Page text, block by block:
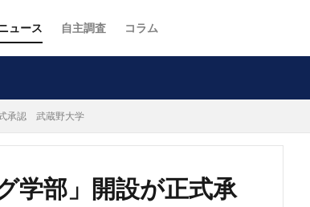
ュース 自主調査 コラム
承認 武蔵野大学
学部」開設が正式承